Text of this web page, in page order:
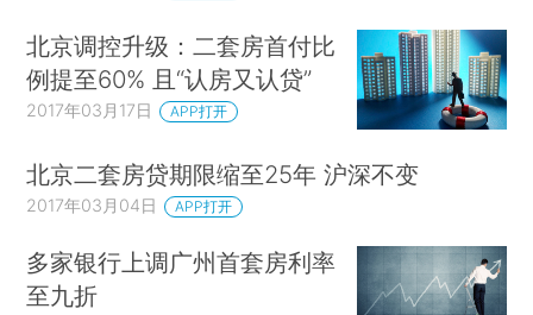
北京调控升级：二套房首付比
例提至60% 且“认房又认贷”
2017年03月17日 APP打开
北京二套房贷期限缩至25年 沪深不变
2017年03月04日 APP打开
多家银行上调广州首套房利率
至九折